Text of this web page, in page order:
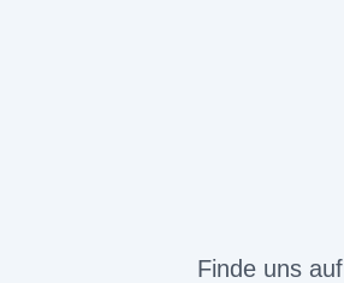
Finde uns auf